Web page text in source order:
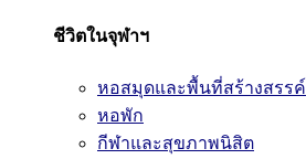
ชีวิตในจุฬาฯ
หอสมุดและพื้นที่สร้างสรรค์
หอพัก
กีฬาและสุขภาพนิสิต